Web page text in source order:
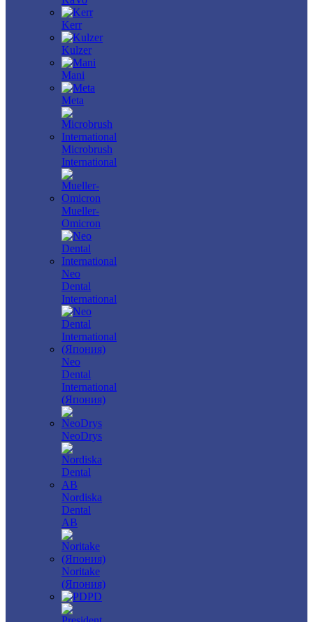
Kerr
Kulzer
Mani
Meta
Microbrush
International
Mueller-
Omicron
Neo
Dental
International
Neo
Dental
International
(Япония)
NeoDrys
Nordiska
Dental
AB
Noritake
(Япония)
PD